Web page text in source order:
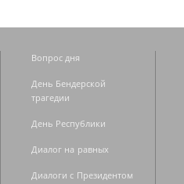
Вопрос дня
День Бендерской
трагедии
День Республики
Диалог на равных
Диалоги с Президентом